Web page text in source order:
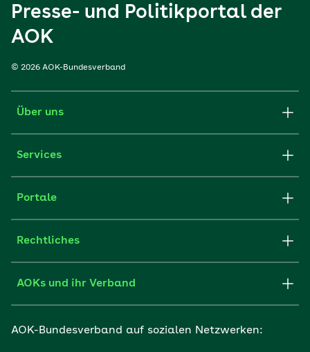
Presse- und Politikportal der
AOK
© 2026 AOK-Bundesverband
Über uns
Services
Portale
Rechtliches
AOKs und ihr Verband
AOK-Bundesverband auf sozialen Netzwerken: